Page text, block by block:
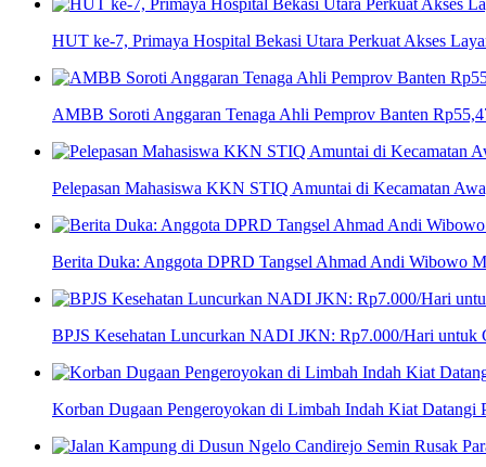
HUT ke-7, Primaya Hospital Bekasi Utara Perkuat Akses
AMBB Soroti Anggaran Tenaga Ahli Pemprov Banten
Pelepasan Mahasiswa KKN STIQ Amuntai di Kecamatan
Berita Duka: Anggota DPRD Tangsel Ahmad Andi Wibowo
BPJS Kesehatan Luncurkan NADI JKN: Rp7.000/Hari untuk
Korban Dugaan Pengeroyokan di Limbah Indah Kiat Datangi